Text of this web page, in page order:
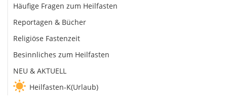
Häufige Fragen zum Heilfasten
Reportagen & Bücher
Religiöse Fastenzeit
Besinnliches zum Heilfasten
NEU & AKTUELL
Heilfasten-K(Urlaub)